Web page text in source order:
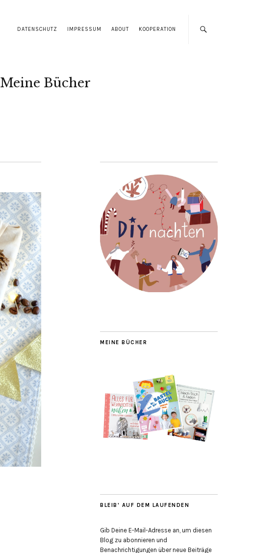
DATENSCHUTZ IMPRESSUM ABOUT KOOPERATION
Meine Bücher
MEINE BÜCHER
BLEIB' AUF DEM LAUFENDEN
Gib Deine E-Mail-Adresse an, um diesen
Blog zu abonnieren und
Benachrichtigungen über neue Beiträge